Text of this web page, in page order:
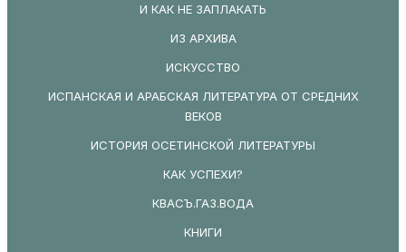
И КАК НЕ ЗАПЛАКАТЬ
ИЗ АРХИВА
ИСКУССТВО
ИСПАНСКАЯ И АРАБСКАЯ ЛИТЕРАТУРА ОТ СРЕДНИХ
ВЕКОВ
ИСТОРИЯ ОСЕТИНСКОЙ ЛИТЕРАТУРЫ
КАК УСПЕХИ?
КВАСЪ.ГАЗ.ВОДА
КНИГИ